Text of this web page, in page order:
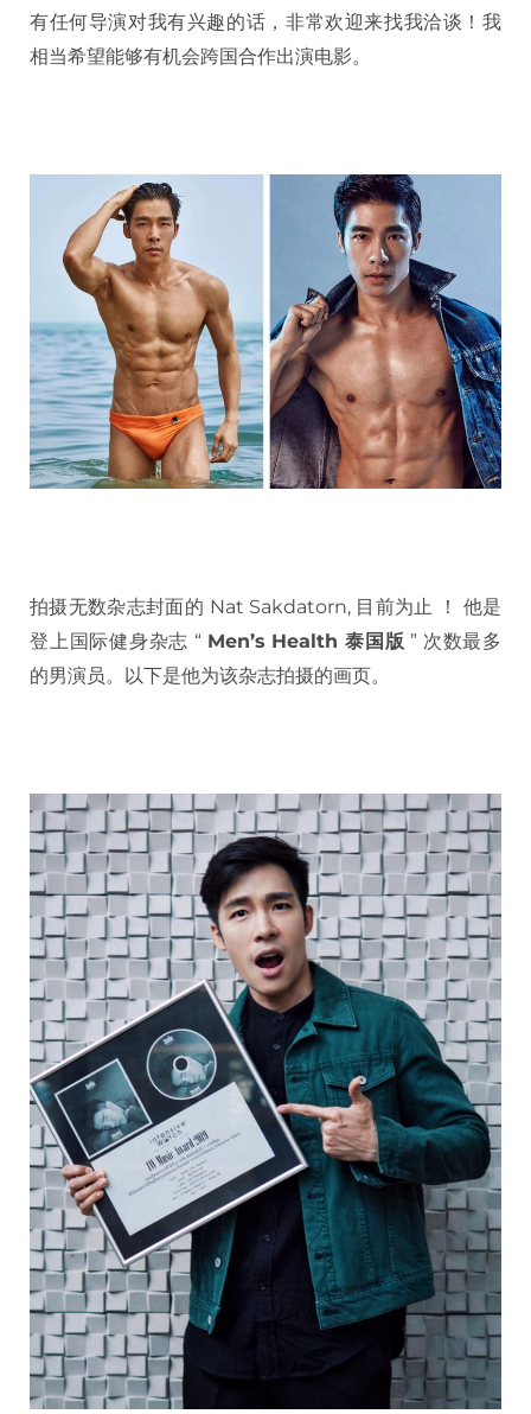
有任何导演对我有兴趣的话，非常欢迎来找我洽谈！我
相当希望能够有机会跨国合作出演电影。
拍摄无数杂志封面的 Nat Sakdatorn, 目前为止 ！ 他是
登上国际健身杂志 “ Men’s Health 泰国版 ” 次数最多
的男演员。以下是他为该杂志拍摄的画页。